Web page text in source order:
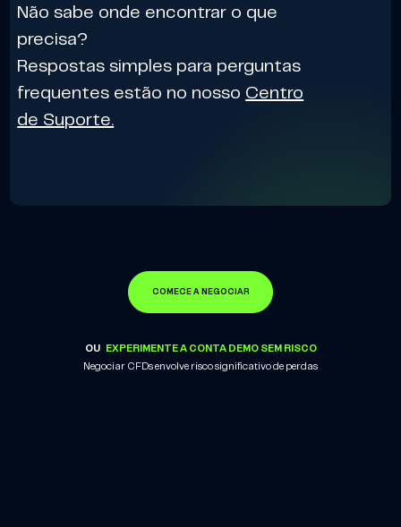
Não sabe onde encontrar o que
precisa?
Respostas simples para perguntas
frequentes estão no nosso Centro
de Suporte.
COMECE A NEGOCIAR
OU EXPERIMENTE A CONTA DEMO SEM RISCO
Negociar CFDs envolve risco significativo de perdas